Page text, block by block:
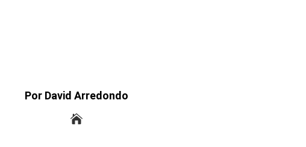
Por David Arredondo